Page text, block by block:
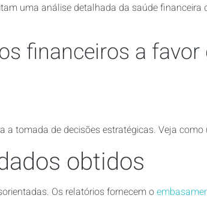
uma análise detalhada da saúde financeira
financeiros a
a tomada de decisões estratégicas. Veja
obtidos
Os relatórios fornecem o